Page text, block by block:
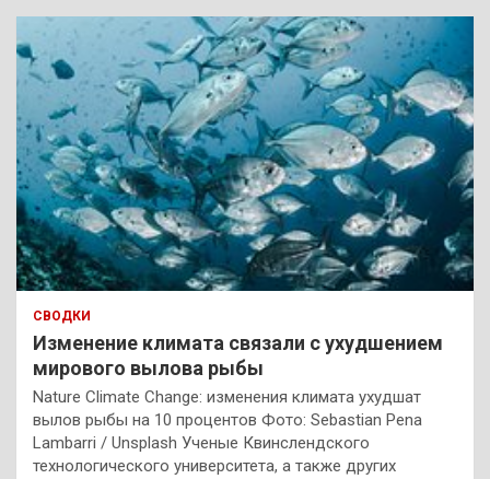
СВОДКИ
Изменение климата связали с ухудшением
мирового вылова рыбы
Nature Climate Change: изменения климата ухудшат
вылов рыбы на 10 процентов Фото: Sebastian Pena
Lambarri / Unsplash Ученые Квинслендского
технологического университета, а также других